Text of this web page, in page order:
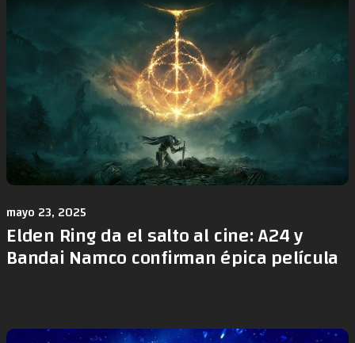
mayo 23, 2025
Elden Ring da el salto al cine: A24 y
Bandai Namco confirman épica película